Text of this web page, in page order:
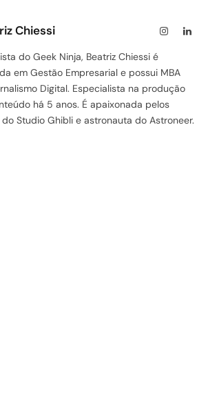
Chiessi Instagram
do Geek Ninja, Beatriz Chiessi é
em Gestão Empresarial e possui MBA
Digital. Especialista na produção
há 5 anos. É apaixonada pelos
Studio Ghibli e astronauta do Astroneer.